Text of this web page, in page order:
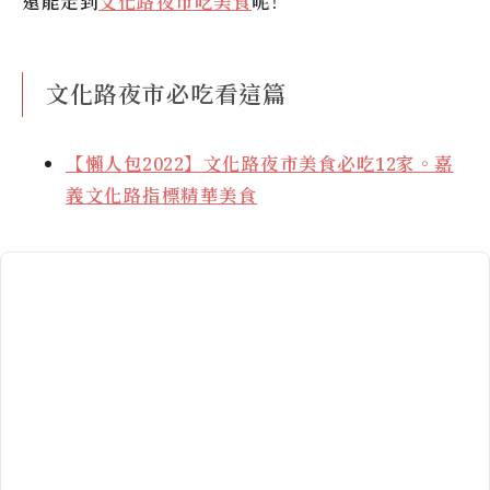
文化路夜市必吃看這篇
【懶人包2022】文化路夜市美食必吃12家。嘉
義文化路指標精華美食